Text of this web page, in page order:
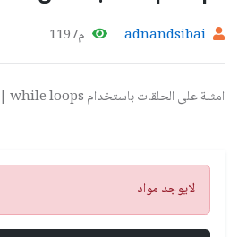
adnandsibai م1197
امثلة على الحلقات باستخدام while loops | لغة باسكال pascal
تنبيه
لايوجد مواد